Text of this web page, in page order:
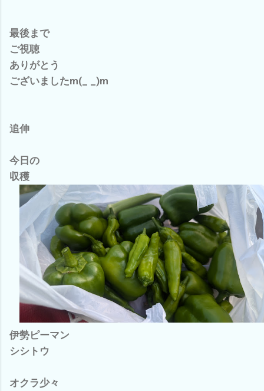
最後まで
ご視聴
ありがとう
ございましたm(_ _)m
追伸
今日の
収穫
伊勢ピーマン
シシトウ
オクラ少々